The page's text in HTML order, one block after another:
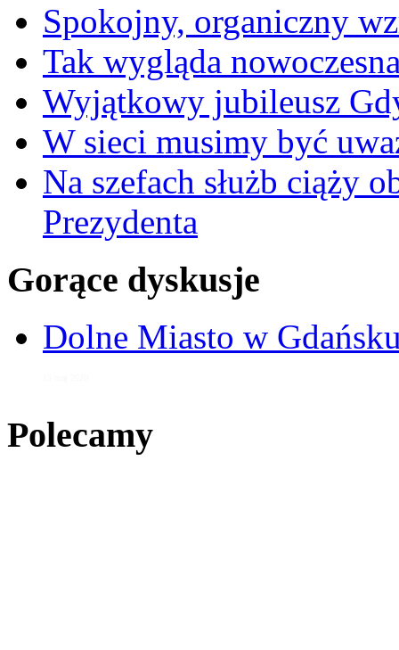
Spokojny, organiczny
Tak wygląda
Wyjątkowy jubileusz
W sieci musimy być
Na szefach służb ciąży
Prezydenta
Gorące dyskusje
Dolne Miasto w
Polecamy